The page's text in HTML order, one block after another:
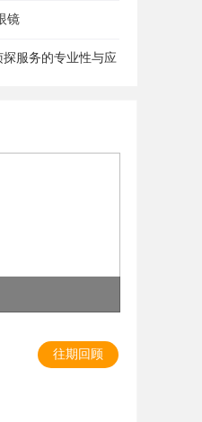
镜
服务的专业性与应
往期回顾